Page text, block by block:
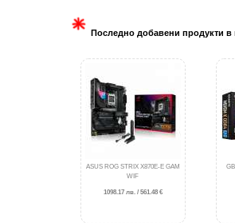
Последно добавени продукти в
ASUS ROG STRIX X870E-E GAM
WIF
1098.17 лв. / 561.48 €